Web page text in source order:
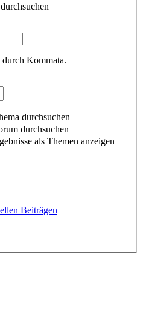
durch Kommata.
durchsuchen
durchsuchen
als Themen anzeigen
Beiträgen